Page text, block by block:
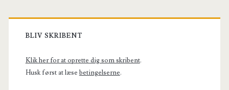
danske
festivaler
Primary
Sidebar
BLIV SKRIBENT
Klik her for at oprette dig som skribent.
Husk først at læse betingelserne.